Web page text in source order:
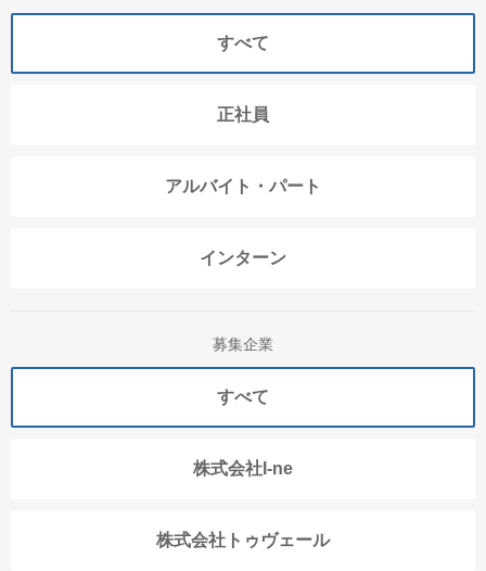
すべて
正社員
アルバイト・パート
インターン
募集企業
すべて
株式会社I-ne
株式会社トゥヴェール